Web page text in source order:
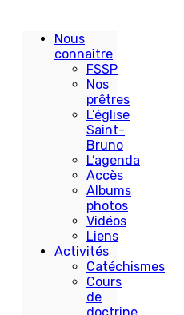
Nous
connaître
FSSP
Nos
prêtres
L’église
Saint-
Bruno
L’agenda
Accès
Albums
photos
Vidéos
Liens
Activités
Catéchismes
Cours
de